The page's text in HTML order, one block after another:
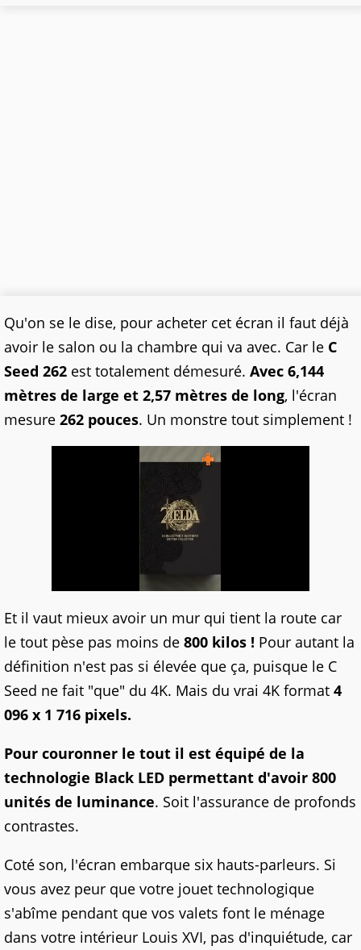
Qu'on se le dise, pour acheter cet écran il faut déjà
avoir le salon ou la chambre qui va avec. Car le C
Seed 262 est totalement démesuré. Avec 6,144
mètres de large et 2,57 mètres de long, l'écran
mesure 262 pouces. Un monstre tout simplement !
Et il vaut mieux avoir un mur qui tient la route car
le tout pèse pas moins de 800 kilos ! Pour autant la
définition n'est pas si élevée que ça, puisque le C
Seed ne fait "que" du 4K. Mais du vrai 4K format 4
096 x 1 716 pixels.
Pour couronner le tout il est équipé de la
technologie Black LED permettant d'avoir 800
unités de luminance. Soit l'assurance de profonds
contrastes.
Coté son, l'écran embarque six hauts-parleurs. Si
vous avez peur que votre jouet technologique
s'abîme pendant que vos valets font le ménage
dans votre intérieur Louis XVI, pas d'inquiétude, car